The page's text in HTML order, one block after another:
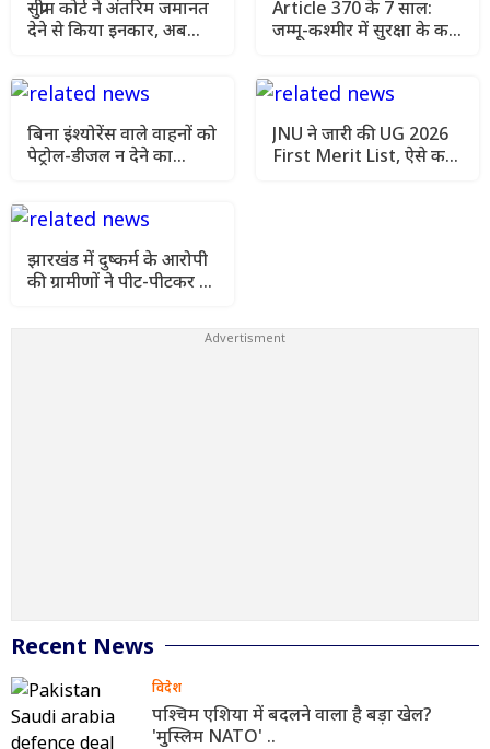
सुप्रीम कोर्ट ने अंतरिम जमानत
देने से किया इनकार, अब
फैसला
Article 370 के 7 साल:
जम्मू-कश्मीर में सुरक्षा के कड़े
बिना इंश्योरेंस वाले वाहनों को
पेट्रोल-डीजल न देने का
JNU ने जारी की UG 2026
First Merit List, ऐसे करें
झारखंड में दुष्कर्म के आरोपी
की ग्रामीणों ने पीट-पीटकर की
Recent News
विदेश
पश्चिम एशिया में बदलने वाला है बड़ा खेल?
'मुस्लिम NATO' ..